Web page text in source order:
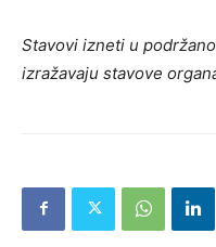
Stavovi izneti u
izražavaju stavove